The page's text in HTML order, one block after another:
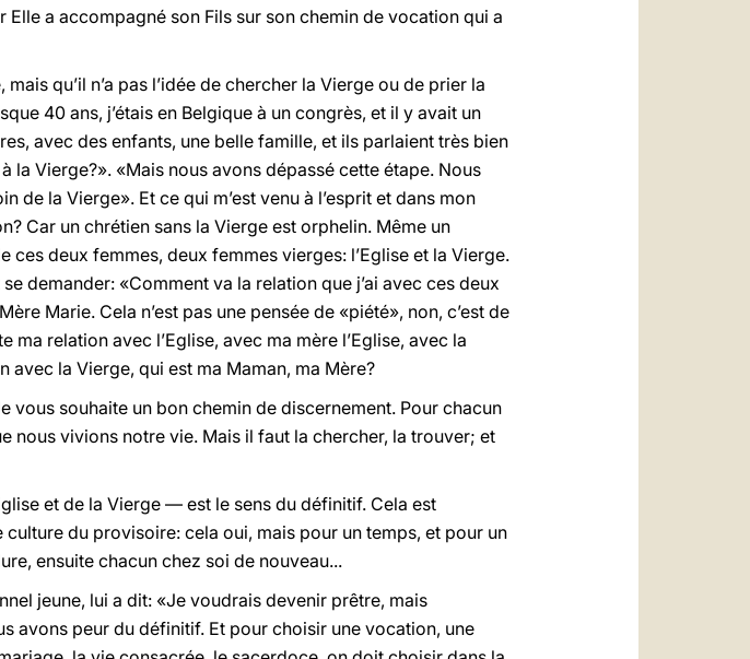
a accompagné son Fils sur son chemin de vocation qui a
qu’il n’a pas l’idée de chercher la Vierge ou de prier la
40 ans, j’étais en Belgique à un congrès, et il y avait un
avec des enfants, une belle famille, et ils parlaient très bien
la Vierge?». «Mais nous avons dépassé cette étape. Nous
de la Vierge». Et ce qui m’est venu à l’esprit et dans mon
Car un chrétien sans la Vierge est orphelin. Même un
ces deux femmes, deux femmes vierges: l’Eglise et la Vierge.
demander: «Comment va la relation que j’ai avec ces deux
Marie. Cela n’est pas une pensée de «piété», non, c’est de
relation avec l’Eglise, avec ma mère l’Eglise, avec la
avec la Vierge, qui est ma Maman, ma Mère?
vous souhaite un bon chemin de discernement. Pour chacun
nous vivions notre vie. Mais il faut la chercher, la trouver; et
et de la Vierge — est le sens du définitif. Cela est
du provisoire: cela oui, mais pour un temps, et pour un
ensuite chacun chez soi de nouveau...
jeune, lui a dit: «Je voudrais devenir prêtre, mais
avons peur du définitif. Et pour choisir une vocation, une